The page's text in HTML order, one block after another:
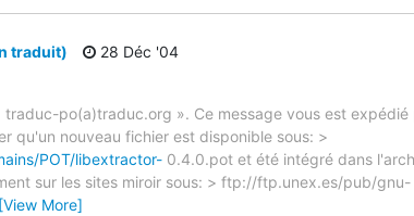
traduit)
28 Déc '04
traduc-po(a)traduc.org ». Ce message vous est
qu'un nouveau fichier est disponible sous: >
POT/libextractor- 0.4.0.pot et été intégré dans
sur les sites miroir sous: > ftp://ftp.unex.es/pub/gnu-
[View More]